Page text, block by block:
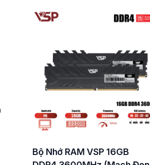
Bộ Nhớ RAM VSP 16GB